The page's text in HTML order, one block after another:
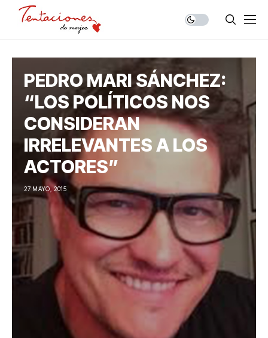
PEDRO MARI SÁNCHEZ:
“LOS POLÍTICOS NOS
CONSIDERAN
IRRELEVANTES A LOS
ACTORES”
27 MAYO, 2015